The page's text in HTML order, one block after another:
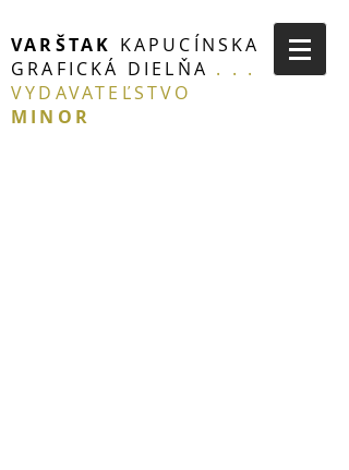
VARŠTAK KAPUCÍNSKA
GRAFICKÁ DIELŇA . . .
VYDAVATEĽSTVO
MINOR